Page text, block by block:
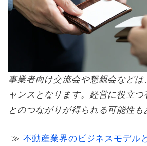
事業者向け交流会や懇親会など
ャンスとなります。経営に役立つ
とのつながりが得られる可能性も
≫ 不動産業界のビジネスモデル